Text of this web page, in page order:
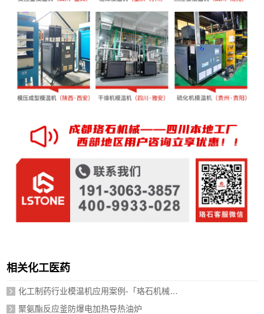
相关化工医药
聚氨酯反应釜防爆电加热导热油炉